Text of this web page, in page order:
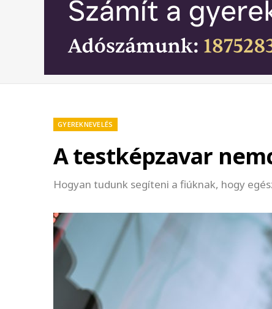
GYEREKNEVELÉS
A testképzavar
Hogyan tudunk segíteni a fiúknak, hogy